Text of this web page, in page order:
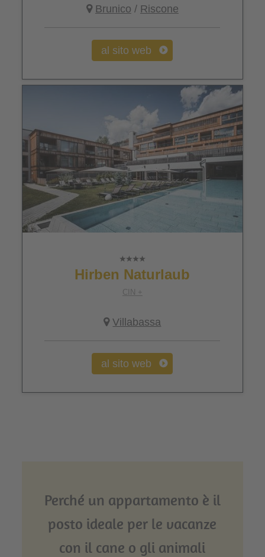
Brunico / Riscone
al sito web
Hirben Naturlaub
CIN +
Villabassa
al sito web
Perché un appartamento è il
posto ideale per le vacanze
con il cane o gli animali